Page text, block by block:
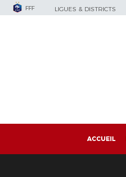
FFF LIGUES & DISTRICTS
ACCUEIL